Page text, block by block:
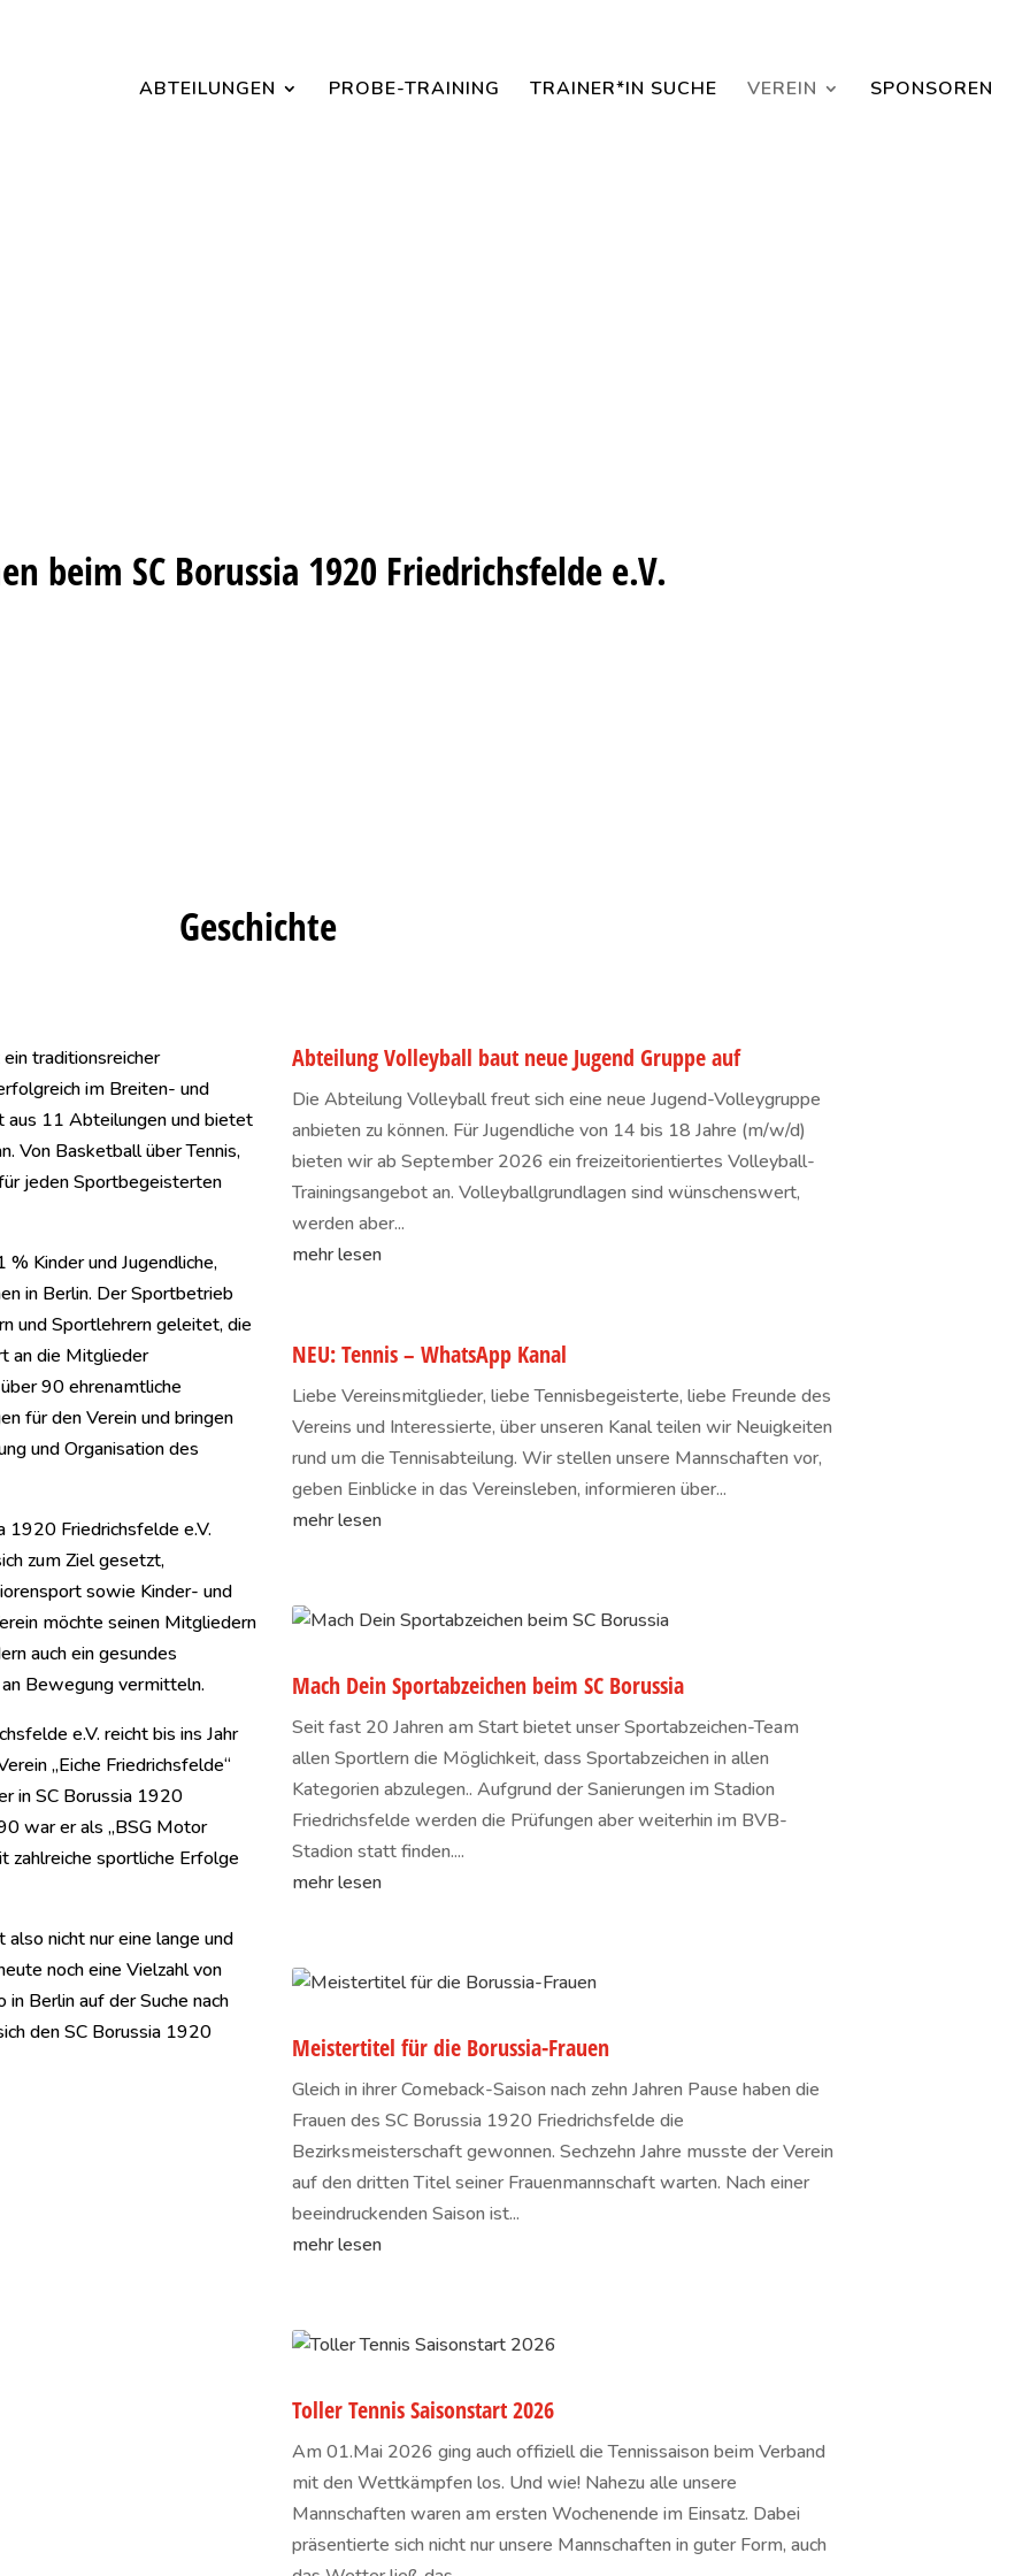
ABTEILUNGEN PROBE-TRAINING TRAINER*IN SUCHE VEREIN SPONSOREN
beim SC Borussia 1920 Friedrichsfelde e.V.
Geschichte
traditionsreicher
im Breiten- und
11 Abteilungen und bietet
Von Basketball über Tennis,
jeden Sportbegeisterten
Kinder und Jugendliche,
in Berlin. Der Sportbetrieb
und Sportlehrern geleitet, die
an die Mitglieder
90 ehrenamtliche
für den Verein und bringen
und Organisation des
1920 Friedrichsfelde e.V.
zum Ziel gesetzt,
sowie Kinder- und
möchte seinen Mitgliedern
auch ein gesundes
Bewegung vermitteln.
e.V. reicht bis ins Jahr
„Eiche Friedrichsfelde“
in SC Borussia 1920
war er als „BSG Motor
zahlreiche sportliche Erfolge
nicht nur eine lange und
noch eine Vielzahl von
Berlin auf der Suche nach
den SC Borussia 1920
Abteilung Volleyball baut neue Jugend Gruppe auf
Die Abteilung Volleyball freut sich eine neue Jugend-Volleygruppe
anbieten zu können. Für Jugendliche von 14 bis 18 Jahre (m/w/d)
bieten wir ab September 2026 ein freizeitorientiertes Volleyball-
Trainingsangebot an. Volleyballgrundlagen sind wünschenswert,
werden aber...
mehr lesen
NEU: Tennis – WhatsApp Kanal
Liebe Vereinsmitglieder, liebe Tennisbegeisterte, liebe Freunde des
Vereins und Interessierte, über unseren Kanal teilen wir Neuigkeiten
rund um die Tennisabteilung. Wir stellen unsere Mannschaften vor,
geben Einblicke in das Vereinsleben, informieren über...
mehr lesen
Mach Dein Sportabzeichen beim SC Borussia
Seit fast 20 Jahren am Start bietet unser Sportabzeichen-Team
allen Sportlern die Möglichkeit, dass Sportabzeichen in allen
Kategorien abzulegen.. Aufgrund der Sanierungen im Stadion
Friedrichsfelde werden die Prüfungen aber weiterhin im BVB-
Stadion statt finden....
mehr lesen
Meistertitel für die Borussia-Frauen
Gleich in ihrer Comeback-Saison nach zehn Jahren Pause haben die
Frauen des SC Borussia 1920 Friedrichsfelde die
Bezirksmeisterschaft gewonnen. Sechzehn Jahre musste der Verein
auf den dritten Titel seiner Frauenmannschaft warten. Nach einer
beeindruckenden Saison ist...
mehr lesen
Toller Tennis Saisonstart 2026
Am 01.Mai 2026 ging auch offiziell die Tennissaison beim Verband
mit den Wettkämpfen los. Und wie! Nahezu alle unsere
Mannschaften waren am ersten Wochenende im Einsatz. Dabei
präsentierte sich nicht nur unsere Mannschaften in guter Form, auch